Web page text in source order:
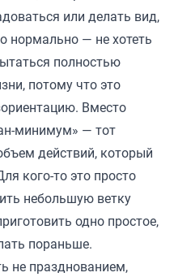
или делать вид,
нормально — не хотеть
полностью
потому что это
Вместо
минимум» — тот
действий, который
кого-то это просто
небольшую ветку
одно простое,
пораньше.
не празднованием,